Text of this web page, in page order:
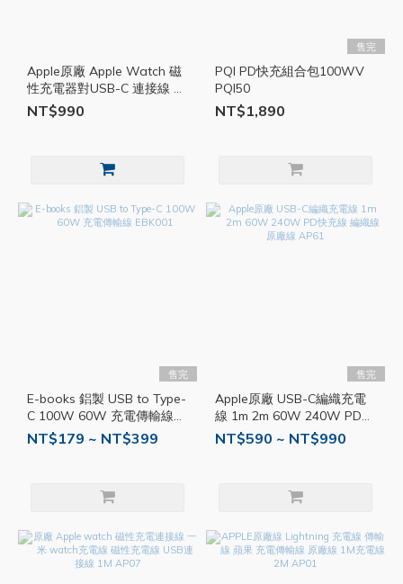
Apple原廠 Apple Watch 磁
性充電器對USB-C 連接線 1
公尺 TypeC充電線 適用蘋果
NT$990
售完
PQI PD快充組合包100WV
PQI50
NT$1,890
售完
E-books 鋁製 USB to Type-
C 100W 60W 充電傳輸線
EBK001
NT$179 ~ NT$399
售完
Apple原廠 USB-C編織充電
線 1m 2m 60W 240W PD快
充線 編織線 原廠線 AP61
NT$590 ~ NT$990